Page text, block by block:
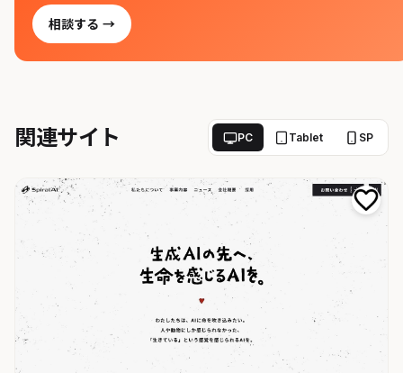
相談する →
関連サイト PC Tablet SP